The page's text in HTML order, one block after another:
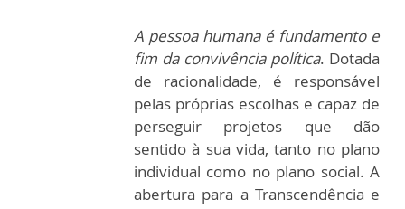
A pessoa humana é fundamento e
fim da convivência política. Dotada
de racionalidade, é responsável
pelas próprias escolhas e capaz de
perseguir projetos que dão
sentido à sua vida, tanto no plano
individual como no plano social. A
abertura para a Transcendência e